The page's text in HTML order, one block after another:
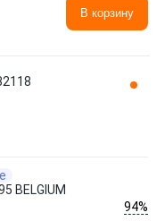
В корзину
BELGIUM
94%